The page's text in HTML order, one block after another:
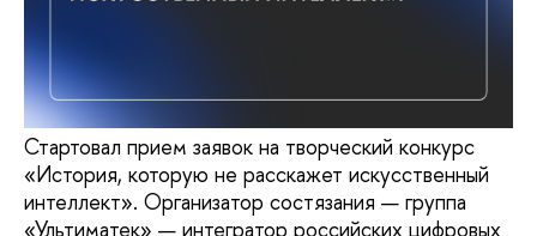
Стартовал прием заявок на творческий конкурс
«История, которую не расскажет искусственный
интеллект». Организатор состязания — группа
«Ультиматек» — интегратор российских цифровых